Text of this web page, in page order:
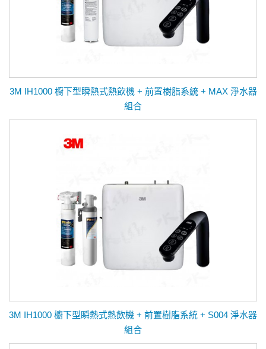
3M IH1000 櫥下型瞬熱式熱飲機 + 前置樹脂系統 + MAX 淨水器
組合
3M IH1000 櫥下型瞬熱式熱飲機 + 前置樹脂系統 + S004 淨水器
組合